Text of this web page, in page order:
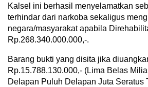
Kalsel ini berhasil menyelamatkan
terhindar dari narkoba sekaligus
negara/masyarakat apabila
Rp.268.340.000.000,-.
Barang bukti yang disita jika
Rp.15.788.130.000,- (Lima Belas
Delapan Puluh Delapan Juta Seratus